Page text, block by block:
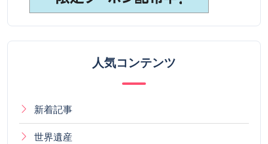
人気コンテンツ
新着記事
世界遺産